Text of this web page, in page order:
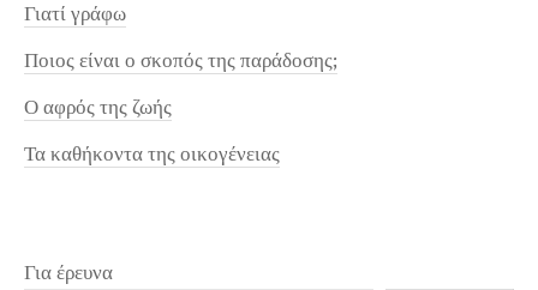
Γιατί γράφω
Ποιος είναι ο σκοπός της παράδοσης;
Ο αφρός της ζωής
Τα καθήκοντα της οικογένειας
Για έρευνα